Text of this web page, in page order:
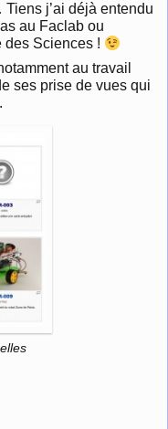
j’ai déjà entendu
au Faclab ou
des Sciences !
au travail
ses prise de vues qui